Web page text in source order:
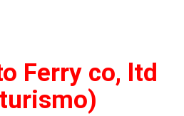
Ferry co, ltd